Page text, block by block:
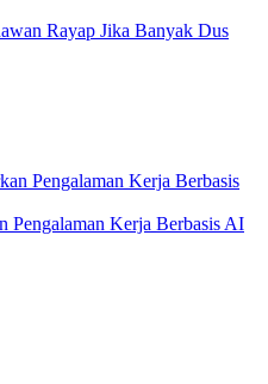
Rayap Jika Banyak Dus
Kerja Berbasis AI